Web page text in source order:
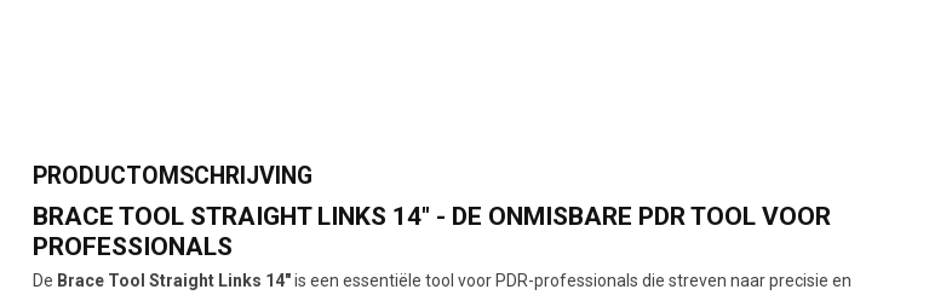
PRODUCTOMSCHRIJVING
BRACE TOOL STRAIGHT LINKS 14" - DE ONMISBARE PDR TOOL VOOR
PROFESSIONALS
De Brace Tool Straight Links 14"is een essentiële tool voor PDR-professionals die streven naar precisie en